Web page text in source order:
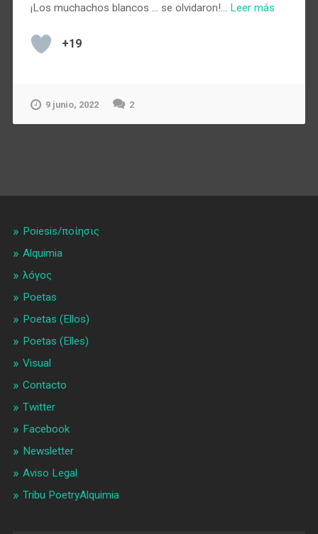
¡Los muchachos blancos … se olvidaron!… Leer más
+19
9 junio, 2022 2
Poiesis/ποίησις
Alquimia
λóγος
Poetas
Poetas (Ellos)
Poetas (Elles)
Visual
Contacto
Twitter
Facebook
Newsletter
Aviso Legal
Tribu PoetryAlquimia